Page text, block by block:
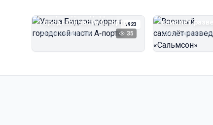
1923
Улица Бидзэн‑дорри в
городской части А‑порта
Автор неизвестен 35
Военный
«Сальмсон»
Автор